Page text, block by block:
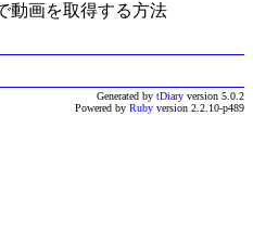
動画を取得する方法
Generated by tDiary version 5.0.2
Powered by Ruby version 2.2.10-p489